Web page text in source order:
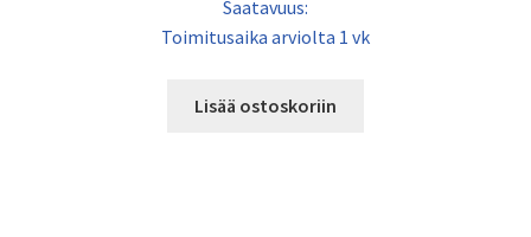
Saatavuus:
Toimitusaika arviolta 1 vk
Lisää ostoskoriin